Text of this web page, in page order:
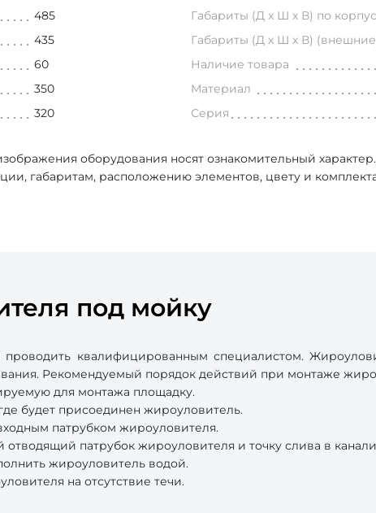
485
435
60
350
320
Габариты (Д х Ш х В) по
Габариты (Д х Ш х В)
Наличие товара
Материал
Серия
оборудования носят ознакомительный
габаритам, расположению элементов, цвету и
под мойку
квалифицированным специалистом.
Рекомендуемый порядок действий при монтаже
для монтажа площадку.
будет присоединен жироуловитель.
патрубком жироуловителя.
отводящий патрубок жироуловителя и точку слива в
жироуловитель водой.
на отсутствие течи.